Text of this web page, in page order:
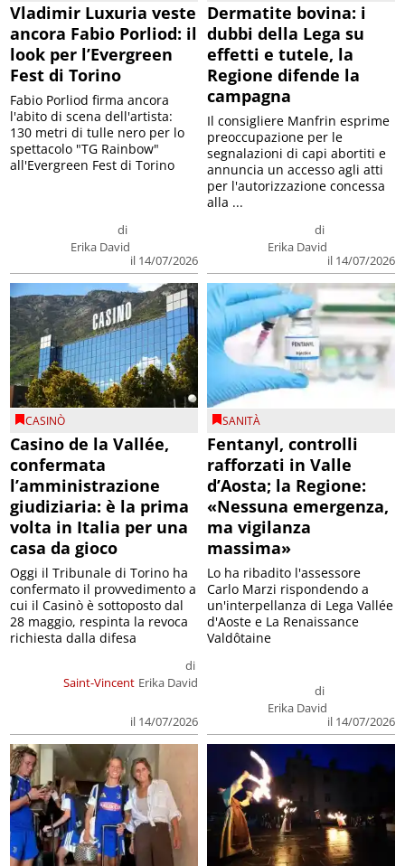
Vladimir Luxuria veste
ancora Fabio Porliod: il
look per l’Evergreen
Fest di Torino
di
Erika David
il 14/07/2026
Fabio Porliod firma ancora
l'abito di scena dell'artista:
130 metri di tulle nero per lo
spettacolo "TG Rainbow"
all'Evergreen Fest di Torino
Dermatite bovina: i
dubbi della Lega su
effetti e tutele, la
Regione difende la
campagna
di
Erika David
il 14/07/2026
Il consigliere Manfrin esprime
preoccupazione per le
segnalazioni di capi abortiti e
annuncia un accesso agli atti
per l'autorizzazione concessa
alla ...
CASINÒ
Casino de la Vallée,
confermata
l’amministrazione
giudiziaria: è la prima
volta in Italia per una
casa da gioco
Saint-Vincent
di
Erika David
il 14/07/2026
Oggi il Tribunale di Torino ha
confermato il provvedimento a
cui il Casinò è sottoposto dal
28 maggio, respinta la revoca
richiesta dalla difesa
SANITÀ
Fentanyl, controlli
rafforzati in Valle
d’Aosta; la Regione:
«Nessuna emergenza,
ma vigilanza
massima»
di
Erika David
il 14/07/2026
Lo ha ribadito l'assessore
Carlo Marzi rispondendo a
un'interpellanza di Lega Vallée
d'Aoste e La Renaissance
Valdôtaine